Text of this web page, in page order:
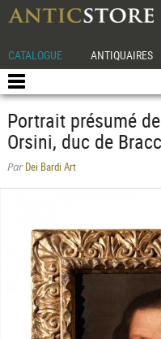
CATALOGUE ANTIQUAIRES
Portrait présumé
Orsini, duc de
ParDei Bardi Art